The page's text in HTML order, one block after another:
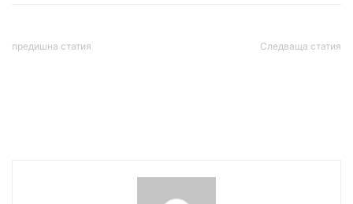
предишна статия Следваща статия